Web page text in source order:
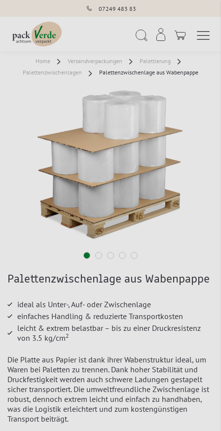
07249 483 83
Home Versandverpackungen
Palettierung
Palettenzwischenlagen
Palettenzwischenlage aus Wabenpappe
Palettenzwischenlage aus Wabenpappe
ideal als Unter-, Auf- oder Zwischenlage
einfaches Handling & reduzierte Transportkosten
leicht & extrem belastbar – bis zu einer Druckresistenz
von 3.5 kg/cm2
Die Platte aus Papier ist dank ihrer Wabenstruktur ideal, um
Waren bei Paletten zu trennen. Dank hoher Stabilität und
Druckfestigkeit werden auch schwere Ladungen gestapelt
sicher transportiert. Die umweltfreundliche Zwischenlage ist
robust, dennoch extrem leicht und einfach zu handhaben,
was die Logistik erleichtert und zum kostengünstigen
Transport beiträgt.